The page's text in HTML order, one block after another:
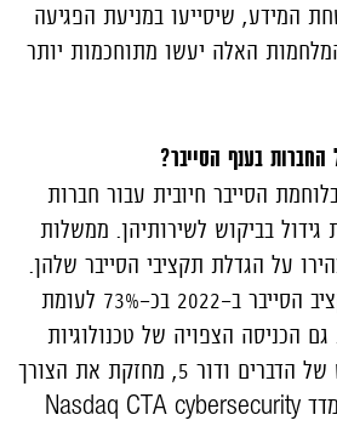
המידע, שיסייעו במניעת הפגיעה
האלה יעשו מתוחכמות יותר
בענף הסייבר?
הסייבר חיובית עבור חברות
גידול בביקוש לשירותיהן. ממשלות
על הגדלת תקציבי הסייבר שלהן.
בישראל למשל, גדל תקציב הסייבר ב-2022 בכ-73% לעומת
הסייבר ב-2019. גם הכניסה הצפויה של טכנולוגיות
מתקדמות כמו אינטרנט של הדברים ודור 5, מחזקת את הצורך
Nasdaq CTA cybersecurity